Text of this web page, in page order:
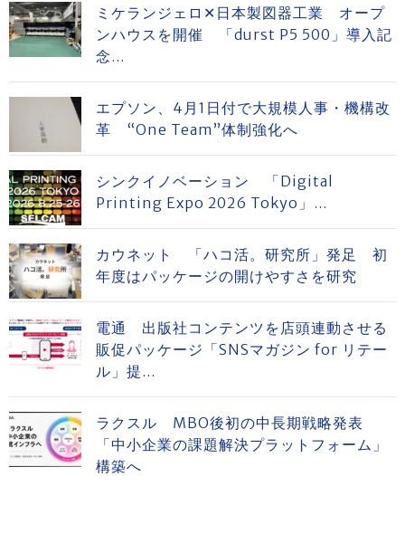
ミケランジェロ✕日本製図器工業 オープ
ンハウスを開催 「durst P5 500」導入記
念...
エプソン、4月1日付で大規模人事・機構改
革 “One Team”体制強化へ
シンクイノベーション 「Digital
Printing Expo 2026 Tokyo」...
カウネット 「ハコ活。研究所」発足 初
年度はパッケージの開けやすさを研究
電通 出版社コンテンツを店頭連動させる
販促パッケージ「SNSマガジン for リテー
ル」提...
ラクスル MBO後初の中長期戦略発表
「中小企業の課題解決プラットフォーム」
構築へ